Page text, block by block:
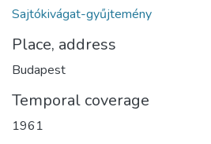
Sajtókivágat-gyűjtemény
Place, address
Budapest
Temporal coverage
1961